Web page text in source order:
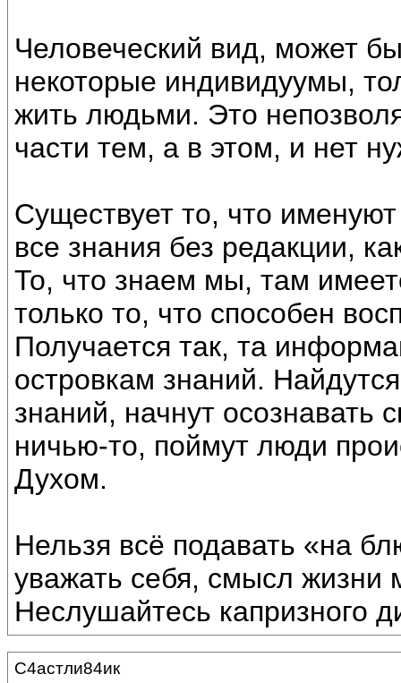
Человеческий вид, может
некоторые индивидуумы,
жить людьми. Это
части тем, а в этом, и нет
Существует то, что
все знания без редакции,
То, что знаем мы, там
только то, что способен
Получается так, та
островкам знаний.
знаний, начнут осознавать
ничью-то, поймут люди
Духом.
Нельзя всё подавать «на
уважать себя, смысл жизни
Неслушайтесь капризного
С4астли84ик